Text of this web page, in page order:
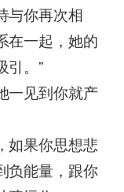
与你再次相
在一起，她的
引。”
一见到你就产
如果你思想悲
负能量，跟你